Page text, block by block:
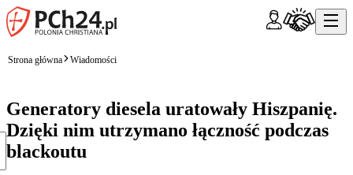
Strona główna Wiadomości
Generatory diesela uratowały Hiszpanię.
Dzięki nim utrzymano łączność podczas
blackoutu